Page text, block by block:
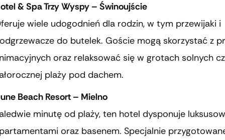
& Spa Trzy Wyspy – Świnoujście
wiele udogodnień dla rodzin, w tym przewijaki i
do butelek. Goście mogą skorzystać z
oraz relaksować się w grotach solnych
plaży pod dachem.
Beach Resort – Mielno
minutę od plaży, ten hotel dysponuje
oraz basenem. Specjalnie